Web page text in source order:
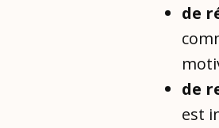
de
de
est